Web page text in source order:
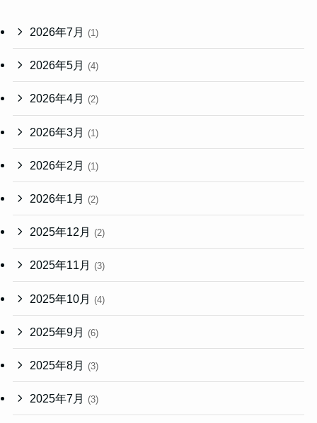
2026年7月 (1)
2026年5月 (4)
2026年4月 (2)
2026年3月 (1)
2026年2月 (1)
2026年1月 (2)
2025年12月 (2)
2025年11月 (3)
2025年10月 (4)
2025年9月 (6)
2025年8月 (3)
2025年7月 (3)